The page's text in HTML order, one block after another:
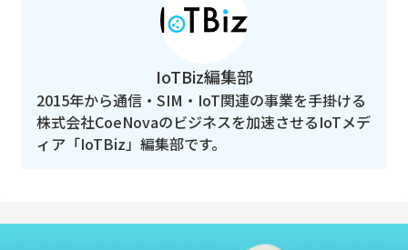
IoTBiz編集部
2015年から通信・SIM・IoT関連の事業を手掛ける
株式会社CoeNovaのビジネスを加速させるIoTメデ
ィア「IoTBiz」編集部です。